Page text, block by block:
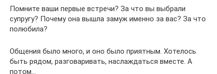
Помните ваши первые встречи? За что вы выбрали
супругу? Почему она вышла замуж именно за вас? За что
полюбила?
Общения было много, и оно было приятным. Хотелось
быть рядом, разговаривать, наслаждаться вместе. А
потом…